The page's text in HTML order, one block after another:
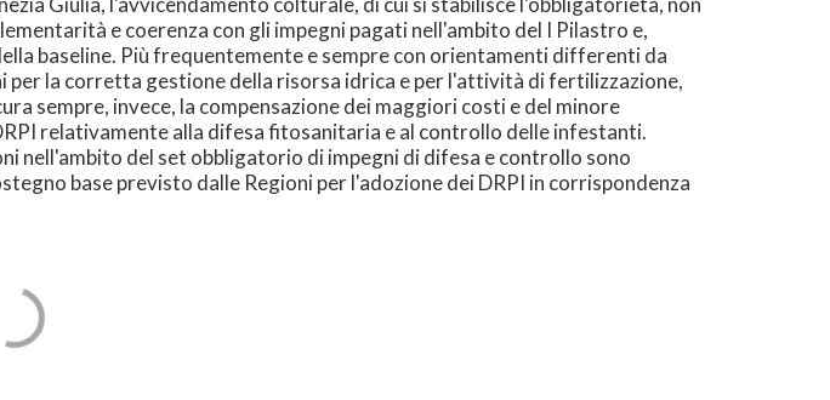
e coerenza con gli impegni pagati nell'ambito del I Pilastro e,
baseline. Più frequentemente e sempre con orientamenti differenti da
per la corretta gestione della risorsa idrica e per l'attività di fertilizzazione,
sempre, invece, la compensazione dei maggiori costi e del minore
relativamente alla difesa fitosanitaria e al controllo delle infestanti.
nell'ambito del set obbligatorio di impegni di difesa e controllo sono
base previsto dalle Regioni per l'adozione dei DRPI in corrispondenza